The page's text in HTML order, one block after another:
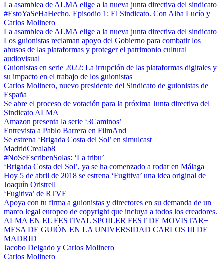
La asamblea de ALMA elige a la nueva junta directiva del sindicato
#EstoYaSeHaHecho. Episodio 1: El Sindicato. Con Alba Lucío y
Carlos Molinero
La asamblea de ALMA elige a la nueva junta directiva del sindicato
Los guionistas reclaman apoyo del Gobierno para combatir los
abusos de las plataformas y proteger el patrimonio cultural
audiovisual
Guionistas en serie 2022: La irrupción de las plataformas digitales y
su impacto en el trabajo de los guionistas
Carlos Molinero, nuevo presidente del Sindicato de guionistas de
España
Se abre el proceso de votación para la próxima Junta directiva del
Sindicato ALMA
Amazon presenta la serie ‘3Caminos’
Entrevista a Pablo Barrera en FilmAnd
Se estrena ‘Brigada Costa del Sol’ en simulcast
MadridCrealab8
#NoSeEscribenSolas: ‘La tribu’
‘Brigada Costa del Sol’, ya se ha comenzado a rodar en Málaga
Hoy 5 de abril de 2018 se estrena ‘Fugitiva’ una idea original de
Joaquín Oristrell
‘Fugitiva’ de RTVE
Apoya con tu firma a guionistas y directores en su demanda de un
marco legal europeo de copyright que incluya a todos los creadores.
ALMA EN EL FESTIVAL SPOILER FEST DE MOVISTAR+
MESA DE GUIÓN EN LA UNIVERSIDAD CARLOS III DE
MADRID
Jacobo Delgado y Carlos Molinero
Carlos Molinero